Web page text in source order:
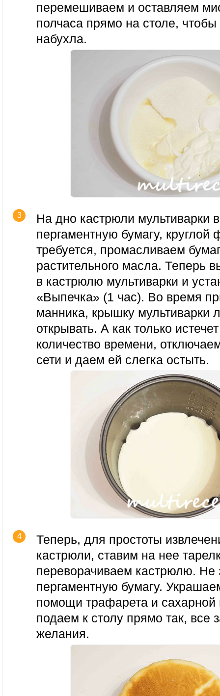
перемешиваем и оставляем
полчаса прямо на столе,
набухла.
На дно кастрюли мультиварки
пергаментную бумагу,
требуется, промасливаем
растительного масла. Теперь
в кастрюлю мультиварки и
«Выпечка» (1 час). Во время
манника, крышку мультиварки
открывать. А как только
количество времени,
сети и даем ей слегка остыть.
Теперь, для простоты
кастрюли, ставим на нее
переворачиваем кастрюлю. Не
пергаментную бумагу.
помощи трафарета и
подаем к столу прямо так, все
желания.